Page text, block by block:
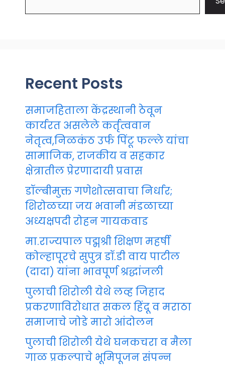
Recent Posts
समाजहिताला केंद्रस्थानी ठेवून
कार्यरत असलेले कर्तृत्ववान
नेतृत्व,निळकंठ उर्फ पिंटू फल्ले यांचा
सामाजिक, राजकीय व सहकार
क्षेत्रातील प्रेरणादायी प्रवास
डॉल्बीमुक्त गणेशोत्सवाचा निर्धार;
शिरोळच्या जय भवानी मंडळाच्या
अध्यक्षपदी रोहन गायकवाड
मा.राज्यपाल पद्मश्री शिक्षण महर्षी
कोल्हापूरचे सुपुत्र डॉ.डी वाय पाटील
(दादा) यांना भावपूर्ण श्रद्धांजली
पुलाची शिरोली येथे लव्ह जिहाद
प्रकरणाविरोधात सकल हिंदू व मराठा
समाजाचे जोडे मारो आंदोलन
पुलाची शिरोली येथे घनकचरा व मैला
गाळ प्रकल्पाचे भूमिपूजन संपन्न